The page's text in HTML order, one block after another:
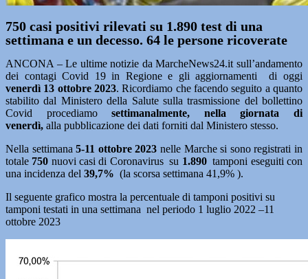
750 casi positivi rilevati su 1.890 test di una
settimana e un decesso. 64 le persone ricoverate
ANCONA – Le ultime notizie da MarcheNews24.it sull’andamento
dei contagi Covid 19 in Regione e gli aggiornamenti di oggi
venerdì 13 ottobre 2023. Ricordiamo che facendo seguito a quanto
stabilito dal Ministero della Salute sulla trasmissione del bollettino
Covid procediamosettimanalmente, nella giornata di
venerdì, alla pubblicazione dei dati forniti dal Ministero stesso.
Nella settimana 5-11 ottobre 2023 nelle Marche si sono registrati in
totale 750 nuovi casi di Coronavirus su 1.890 tamponi eseguiti con
una incidenza del 39,7% (la scorsa settimana 41,9% ).
Il seguente grafico mostra la percentuale di tamponi positivi su
tamponi testati in una settimana nel periodo 1 luglio 2022 –11
ottobre 2023